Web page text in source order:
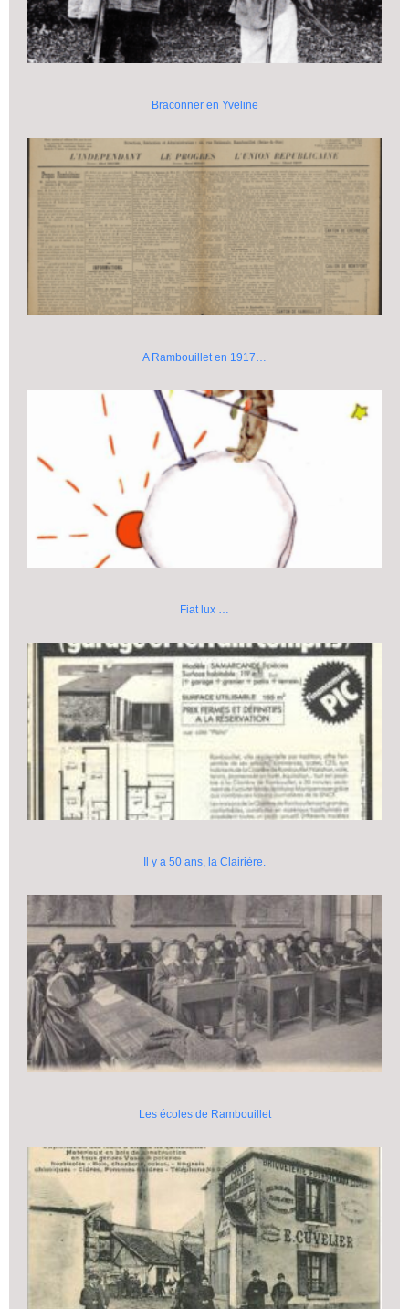
Braconner en Yveline
A Rambouillet en 1917…
Fiat lux …
Il y a 50 ans, la Clairière.
Les écoles de Rambouillet